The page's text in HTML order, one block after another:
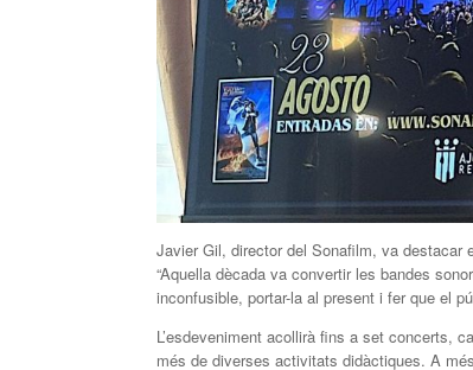
Javier Gil, director del Sonafilm, va destacar
“Aquella dècada va convertir les bandes
inconfusible, portar-la al present i fer que el
L’esdeveniment acollirà fins a set concerts,
més de diverses activitats didàctiques. A